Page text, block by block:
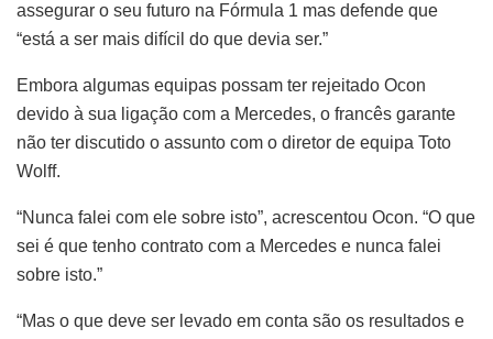
assegurar o seu futuro na Fórmula 1 mas defende que
“está a ser mais difícil do que devia ser.”
Embora algumas equipas possam ter rejeitado Ocon
devido à sua ligação com a Mercedes, o francês garante
não ter discutido o assunto com o diretor de equipa Toto
Wolff.
“Nunca falei com ele sobre isto”, acrescentou Ocon. “O que
sei é que tenho contrato com a Mercedes e nunca falei
sobre isto.”
“Mas o que deve ser levado em conta são os resultados e